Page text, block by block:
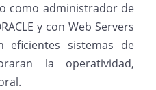
como administrador de
y con Web Servers
eficientes sistemas de
la operatividad,